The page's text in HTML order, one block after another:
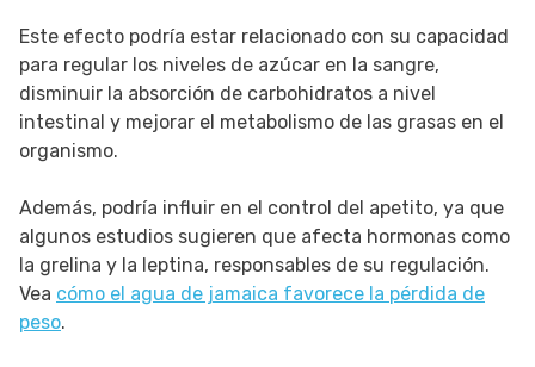
Este efecto podría estar relacionado con su capacidad
para regular los niveles de azúcar en la sangre,
disminuir la absorción de carbohidratos a nivel
intestinal y mejorar el metabolismo de las grasas en el
organismo.
Además, podría influir en el control del apetito, ya que
algunos estudios sugieren que afecta hormonas como
la grelina y la leptina, responsables de su regulación.
Vea cómo el agua de jamaica favorece la pérdida de
peso.